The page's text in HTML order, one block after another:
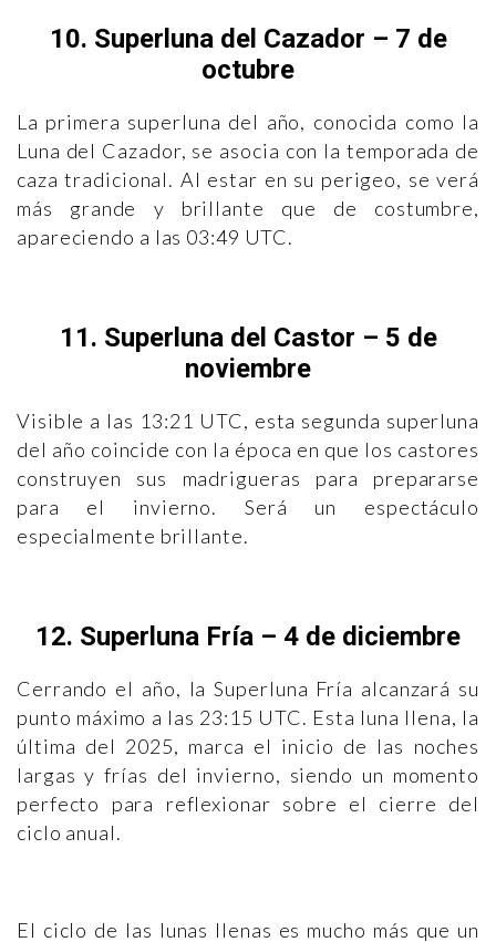
10. Superluna del Cazador – 7 de
octubre
La primera superluna del año, conocida como la
Luna del Cazador, se asocia con la temporada de
caza tradicional. Al estar en su perigeo, se verá
más grande y brillante que de costumbre,
apareciendo a las 03:49 UTC.
11. Superluna del Castor – 5 de
noviembre
Visible a las 13:21 UTC, esta segunda superluna
del año coincide con la época en que los castores
construyen sus madrigueras para prepararse
para el invierno. Será un espectáculo
especialmente brillante.
12. Superluna Fría – 4 de diciembre
Cerrando el año, la Superluna Fría alcanzará su
punto máximo a las 23:15 UTC. Esta luna llena, la
última del 2025, marca el inicio de las noches
largas y frías del invierno, siendo un momento
perfecto para reflexionar sobre el cierre del
ciclo anual.
El ciclo de las lunas llenas es mucho más que un